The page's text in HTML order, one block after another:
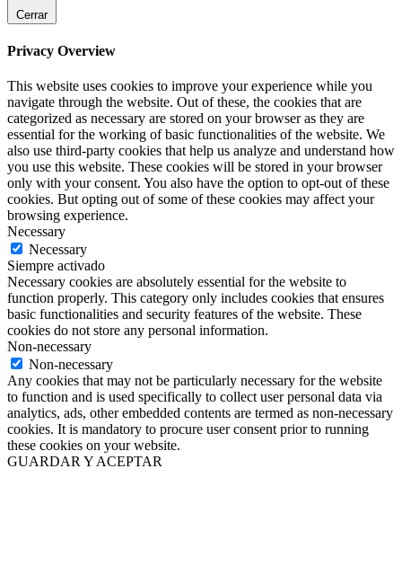
Cerrar
Privacy Overview
This website uses cookies to improve your experience while you
navigate through the website. Out of these, the cookies that are
categorized as necessary are stored on your browser as they are
essential for the working of basic functionalities of the website. We
also use third-party cookies that help us analyze and understand how
you use this website. These cookies will be stored in your browser
only with your consent. You also have the option to opt-out of these
cookies. But opting out of some of these cookies may affect your
browsing experience.
Necessary
Necessary
Siempre activado
Necessary cookies are absolutely essential for the website to
function properly. This category only includes cookies that ensures
basic functionalities and security features of the website. These
cookies do not store any personal information.
Non-necessary
Non-necessary
Any cookies that may not be particularly necessary for the website
to function and is used specifically to collect user personal data via
analytics, ads, other embedded contents are termed as non-necessary
cookies. It is mandatory to procure user consent prior to running
these cookies on your website.
GUARDAR Y ACEPTAR